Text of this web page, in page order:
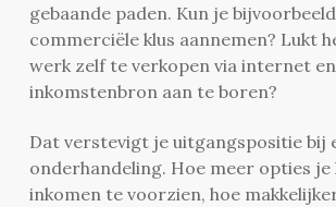
gebaande paden. Kun je
commerciële klus aannemen? Lukt
werk zelf te verkopen via internet
inkomstenbron aan te boren?
Dat verstevigt je uitgangspositie bij
onderhandeling. Hoe meer opties je
inkomen te voorzien, hoe